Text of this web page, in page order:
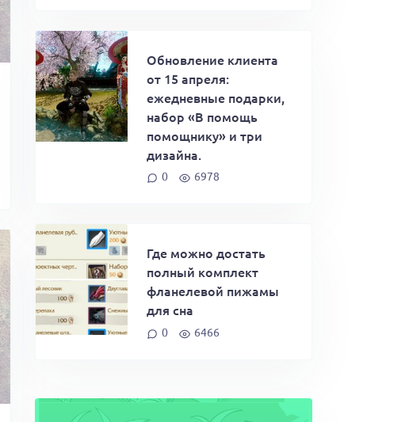
Обновление клиента
от 15 апреля:
ежедневные подарки,
набор «В помощь
помощнику» и три
дизайна.
0 6978
Где можно достать
полный комплект
фланелевой пижамы
для сна
0 6466